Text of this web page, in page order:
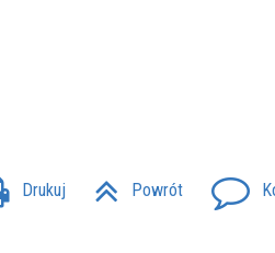
Drukuj Powrót